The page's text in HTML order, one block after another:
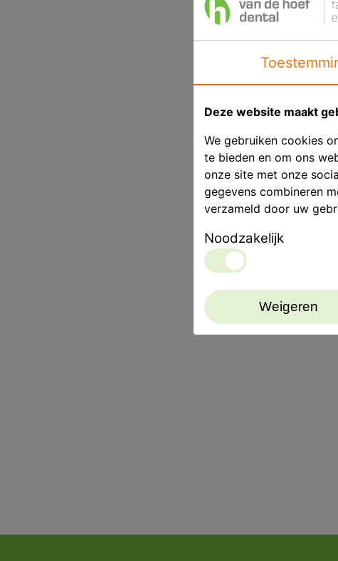
Deze website maakt
We gebruiken cookies
te bieden en om ons
onze site met onze
gegevens combineren
verzameld door uw
Noodzakelijk
Weigeren